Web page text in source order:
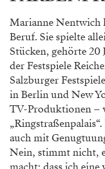
Marianne Nentwich
Beruf. Sie spielte
Stücken, gehörte 20
der Festspiele
Salzburger
in Berlin und New
TV-Produktionen –
„Ringstraßenpalais“.
auch mit
Nein, stimmt nicht,